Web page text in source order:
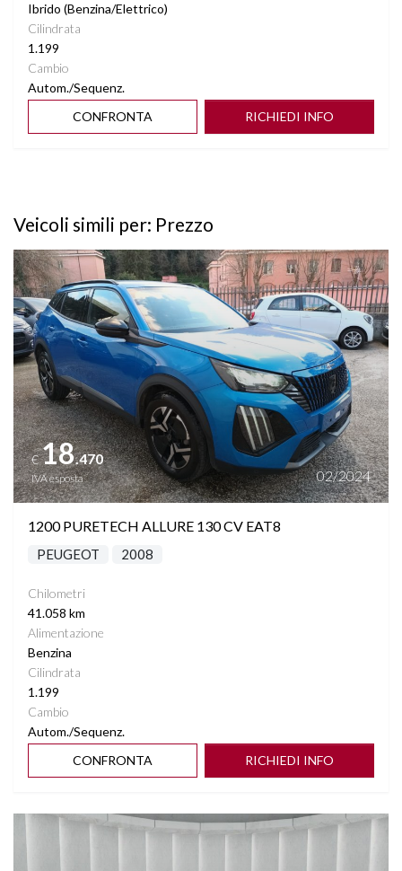
Ibrido (Benzina/Elettrico)
Cilindrata
1.199
Cambio
Autom./Sequenz.
CONFRONTA
RICHIEDI INFO
Veicoli simili per: Prezzo
Vedi dettagli
€18.470
IVA esposta 02/2024
1200 PURETECH ALLURE 130 CV EAT8
PEUGEOT 2008
Chilometri
41.058 km
Alimentazione
Benzina
Cilindrata
1.199
Cambio
Autom./Sequenz.
CONFRONTA
RICHIEDI INFO
Vedi dettagli